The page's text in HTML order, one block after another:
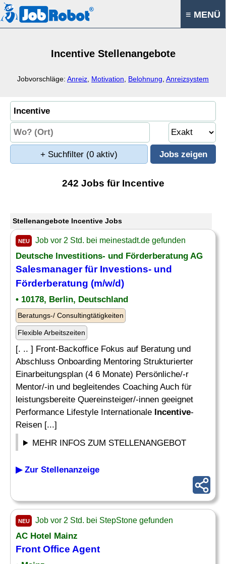
≡ MENÜ
Incentive Stellenangebote
Jobvorschläge: Anreiz Motivation Belohnung Anreizsystem
+ Suchfilter (0 aktiv)
242 Jobs für Incentive
Stellenangebote Incentive Jobs
NEU Job vor 2 Std. bei meinestadt.de gefunden
Deutsche Investitions- und Förderberatung AG
Salesmanager für Investions- und
Förderberatung (m/w/d)
• 10178, Berlin, Deutschland
Beratungs-/ Consultingtätigkeiten
Flexible Arbeitszeiten
[. .. ] Front-Backoffice Fokus auf Beratung und
Abschluss Onboarding Mentoring Strukturierter
Einarbeitungsplan (4 6 Monate) Persönliche/-r
Mentor/-in und begleitendes Coaching Auch für
leistungsbereite Quereinsteiger/-innen geeignet
Performance Lifestyle Internationale Incentive-
Reisen [...]
MEHR INFOS ZUM STELLENANGEBOT
▶ Zur Stellenanzeige
NEU Job vor 2 Std. bei StepStone gefunden
AC Hotel Mainz
Front Office Agent